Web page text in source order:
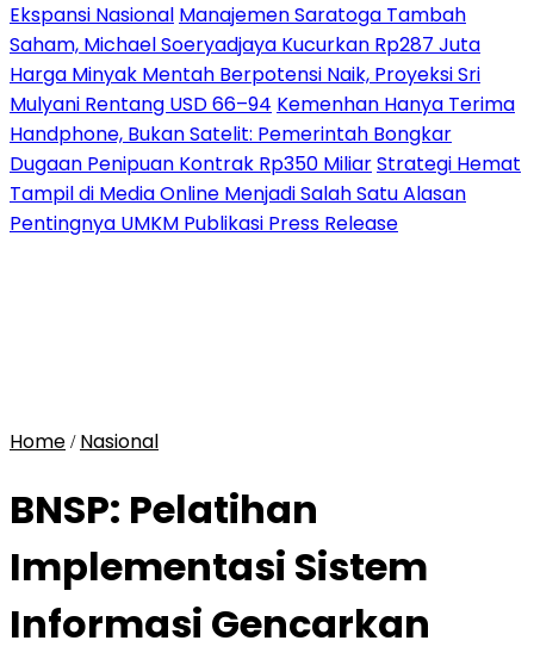
Ekspansi Nasional Manajemen Saratoga Tambah
Saham, Michael Soeryadjaya Kucurkan Rp287 Juta
Harga Minyak Mentah Berpotensi Naik, Proyeksi Sri
Mulyani Rentang USD 66–94 Kemenhan Hanya Terima
Handphone, Bukan Satelit: Pemerintah Bongkar
Dugaan Penipuan Kontrak Rp350 MiliarStrategi Hemat
Tampil di Media Online Menjadi Salah Satu Alasan
Pentingnya UMKM Publikasi Press Release
Home / Nasional
BNSP: Pelatihan
Implementasi Sistem
Informasi Gencarkan